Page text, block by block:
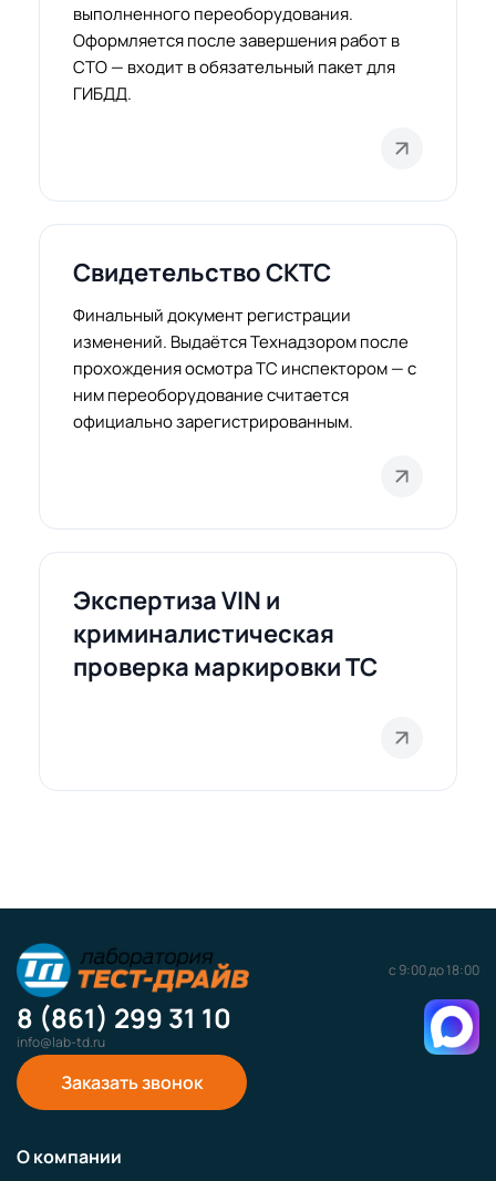
выполненного переоборудования.
Оформляется после завершения работ в
СТО — входит в обязательный пакет для
ГИБДД.
Свидетельство СКТС
Финальный документ регистрации
изменений. Выдаётся Технадзором после
прохождения осмотра ТС инспектором — с
ним переоборудование считается
официально зарегистрированным.
Экспертиза VIN и
криминалистическая
проверка маркировки ТС
с 9:00 до 18:00
8 (861) 299 31 10
info@lab-td.ru
Заказать звонок
О компании